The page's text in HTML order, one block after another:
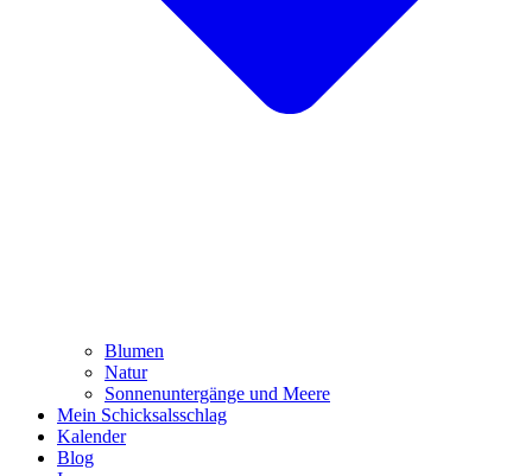
Blumen
Natur
Sonnenuntergänge und Meere
Mein Schicksalsschlag
Kalender
Blog